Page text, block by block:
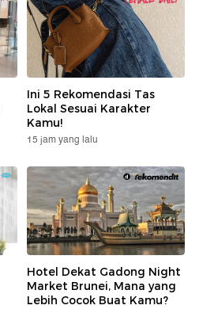
Ini 5 Rekomendasi Tas
Lokal Sesuai Karakter
Kamu!
15 jam yang lalu
Hotel Dekat Gadong Night
Market Brunei, Mana yang
Lebih Cocok Buat Kamu?